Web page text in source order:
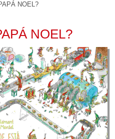
NOEL?
NOEL?